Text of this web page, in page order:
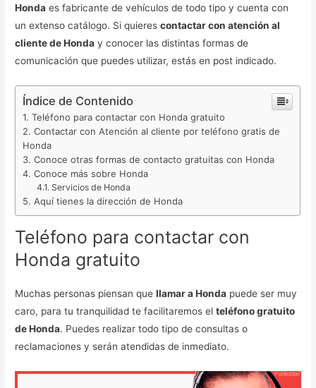
Honda es fabricante de vehículos de todo tipo y cuenta con
un extenso catálogo. Si quierescontactar con atención al
cliente de Honda y conocer las distintas formas de
comunicación que puedes utilizar, estás en post indicado.
Índice de Contenido
Teléfono para contactar con Honda gratuito
Contactar con Atención al cliente por teléfono gratis de
Honda
Conoce otras formas de contacto gratuitas con Honda
Conoce más sobre Honda
Servicios de Honda
Aquí tienes la dirección de Honda
Teléfono para contactar con
Honda gratuito
Muchas personas piensan quellamar a Honda puede ser muy
caro, para tu tranquilidad te facilitaremos elteléfono gratuito
de Honda. Puedes realizar todo tipo de consultas o
reclamaciones y serán atendidas de inmediato.